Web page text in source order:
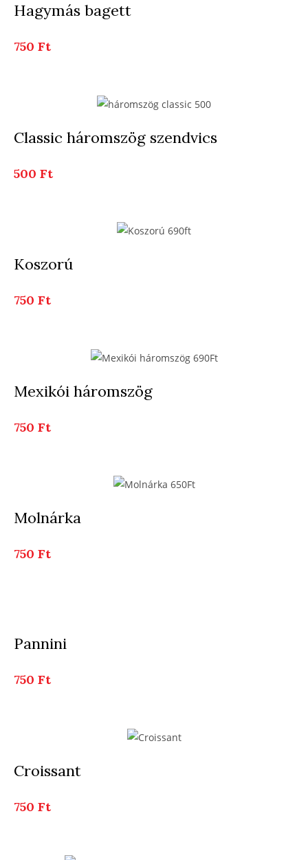
Hagymás bagett
750 Ft
Classic háromszög szendvics
500 Ft
Koszorú
750 Ft
Mexikói háromszög
750 Ft
Molnárka
750 Ft
Pannini
750 Ft
Croissant
750 Ft